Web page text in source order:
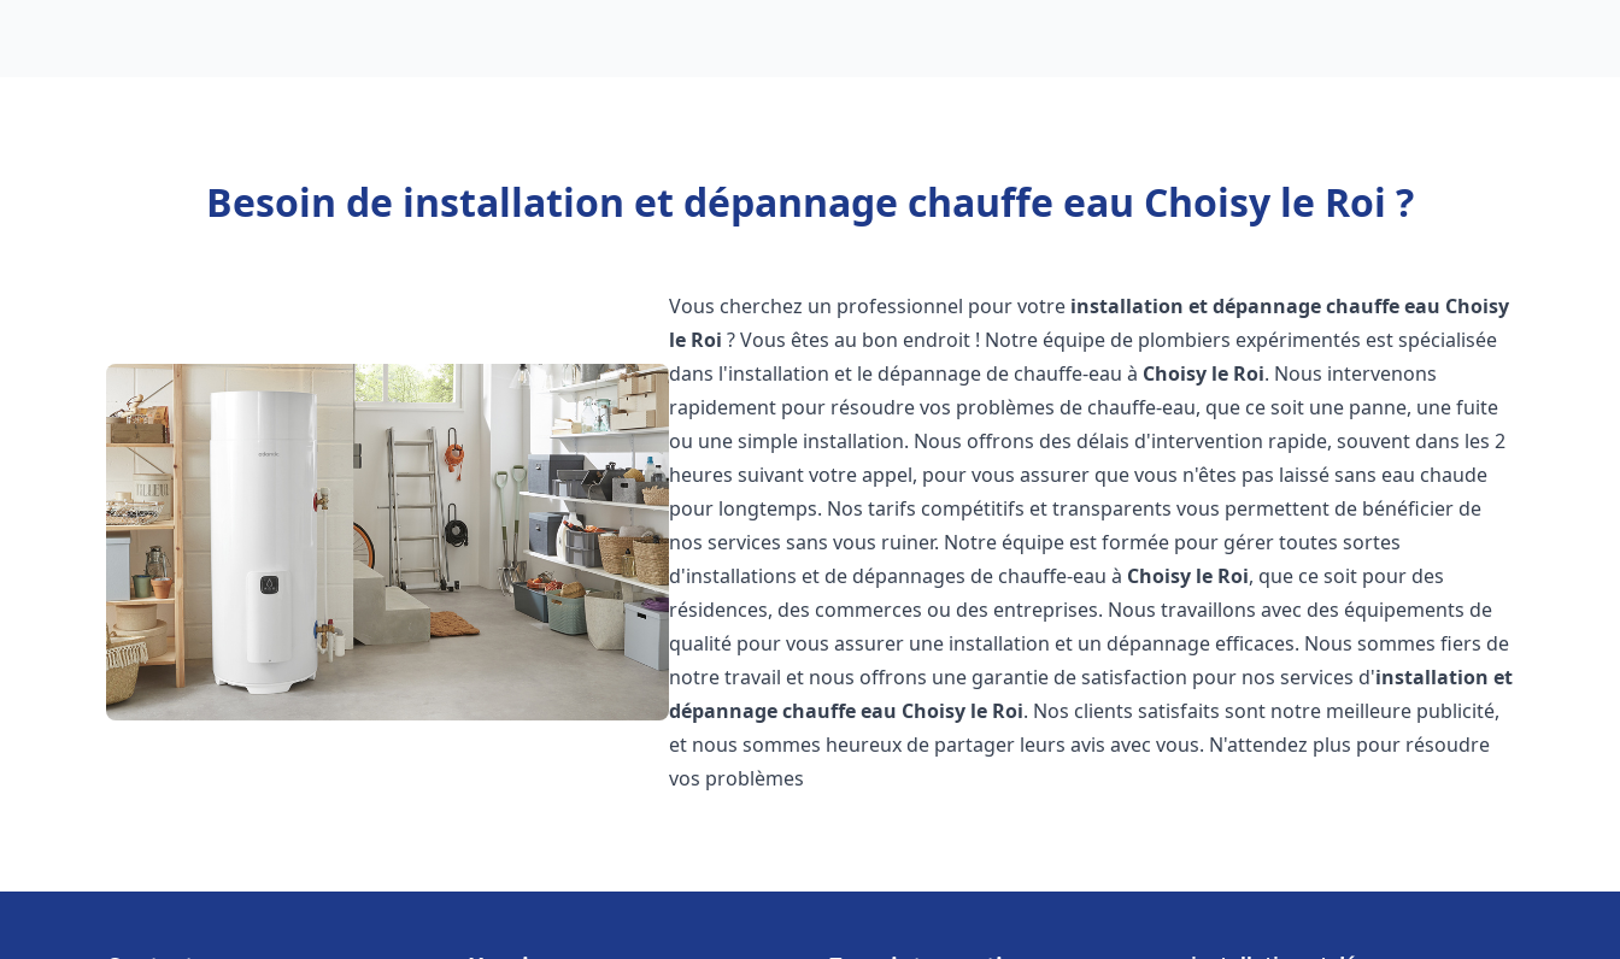
Besoin de installation et dépannage chauffe eau Choisy le Roi ?
Vous cherchez un professionnel pour votre installation et dépannage chauffe eau Choisy
le Roi ? Vous êtes au bon endroit ! Notre équipe de plombiers expérimentés est spécialisée
dans l'installation et le dépannage de chauffe-eau à Choisy le Roi. Nous intervenons
rapidement pour résoudre vos problèmes de chauffe-eau, que ce soit une panne, une fuite
ou une simple installation. Nous offrons des délais d'intervention rapide, souvent dans les 2
heures suivant votre appel, pour vous assurer que vous n'êtes pas laissé sans eau chaude
pour longtemps. Nos tarifs compétitifs et transparents vous permettent de bénéficier de
nos services sans vous ruiner. Notre équipe est formée pour gérer toutes sortes
d'installations et de dépannages de chauffe-eau à Choisy le Roi, que ce soit pour des
résidences, des commerces ou des entreprises. Nous travaillons avec des équipements de
qualité pour vous assurer une installation et un dépannage efficaces. Nous sommes fiers de
notre travail et nous offrons une garantie de satisfaction pour nos services d'installation et
dépannage chauffe eau Choisy le Roi. Nos clients satisfaits sont notre meilleure publicité,
et nous sommes heureux de partager leurs avis avec vous. N'attendez plus pour résoudre
vos problèmes